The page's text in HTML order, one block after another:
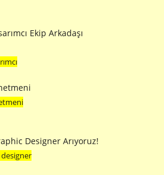
Ekip Arkadaşı
Designer Arıyoruz!